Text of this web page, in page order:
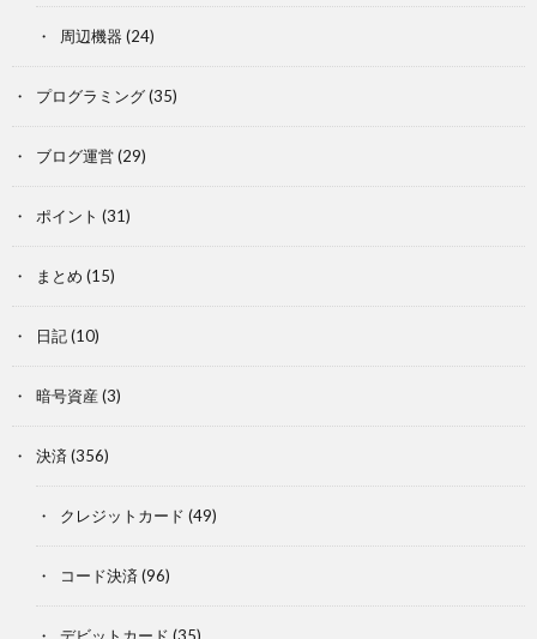
周辺機器 (24)
プログラミング(35)
ブログ運営(29)
ポイント (31)
まとめ (15)
日記(10)
暗号資産 (3)
決済 (356)
クレジットカード (49)
コード決済 (96)